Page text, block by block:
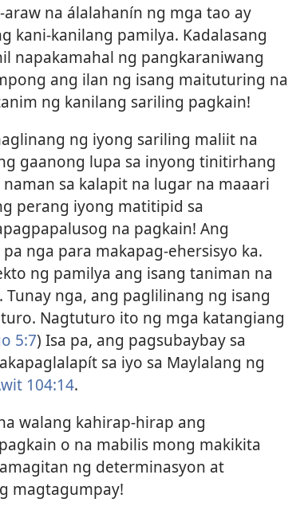
araw na álalahanín ng mga tao ay
kani-kanilang pamilya. Kadalasang
napakamahal ng pangkaraniwang
ang ilan ng isang maituturing na
ng kanilang sariling pagkain!
ng iyong sariling maliit na
gaanong lupa sa inyong tinitirhang
sa kalapit na lugar na maaari
perang iyong matitipid sa
na pagkain! Ang
nga para makapag-ehersisyo ka.
ng pamilya ang isang taniman na
nga, ang paglilinang ng isang
Nagtuturo ito ng mga katangiang
5:7) Isa pa, ang pagsubaybay sa
sa iyo sa Maylalang ng
104:14.
walang kahirap-hirap ang
o na mabilis mong makikita
ng determinasyon at
magtagumpay!